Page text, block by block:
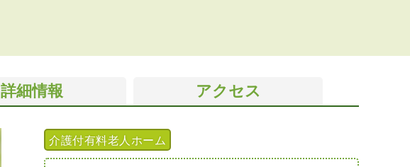
詳細情報 アクセス
介護付有料老人ホーム